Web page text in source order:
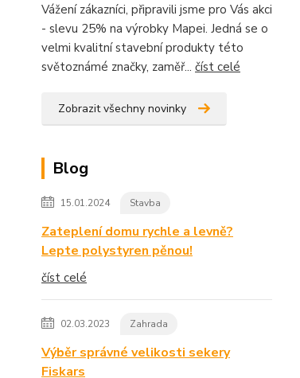
Vážení zákazníci, připravili jsme pro Vás akci
- slevu 25% na výrobky Mapei. Jedná se o
velmi kvalitní stavební produkty této
světoznámé značky, zaměř... číst celé
Zobrazit všechny novinky
Blog
15.01.2024 Stavba
Zateplení domu rychle a levně?
Lepte polystyren pěnou!
číst celé
02.03.2023 Zahrada
Výběr správné velikosti sekery
Fiskars